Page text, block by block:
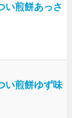
い煎餅あっさ
い煎餅ゆず味